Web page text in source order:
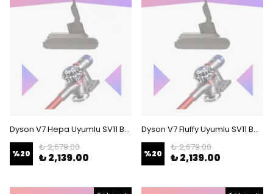
Dyson V7 Hepa Uyumlu SV11 Batarya (MAKSİMUM KAPASİTE) 21.6 V 3000mah Dikey Süpürge Bataryası
%20
₺ 2,679.00
₺ 2,139.00
Dyson V7 Fluffy Uyumlu SV11 Batarya (MAKSİMUM KAPASİTE) 21.6 V 3000mah Dikey Süpürge Bataryası
%20
₺ 2,679.00
₺ 2,139.00